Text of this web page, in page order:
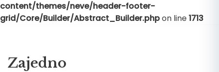
content/themes/neve/header-footer-
grid/Core/Builder/Abstract_Builder.phpon line1713
Zajedno